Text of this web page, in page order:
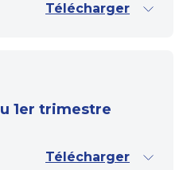
Télécharger
1er trimestre
Télécharger